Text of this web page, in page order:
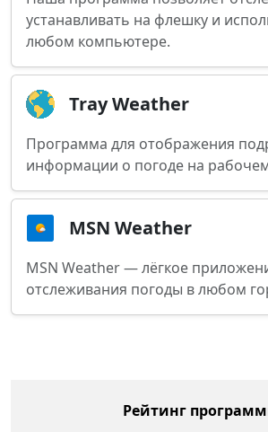
устанавливать на флешку и
любом компьютере.
Tray Weather
Программа для отображения
информации о погоде на
MSN Weather
MSN Weather — лёгкое
отслеживания погоды в любом
Рейтинг